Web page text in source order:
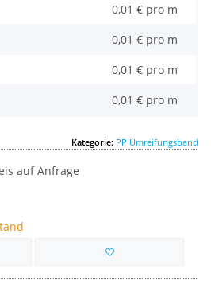
0,01 € pro m
0,01 € pro m
0,01 € pro m
0,01 € pro m
Kategorie: PP Umreifungsband
auf Anfrage